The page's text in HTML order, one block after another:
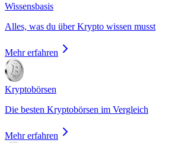
Wissensbasis
Alles, was du über Krypto wissen musst
Mehr erfahren
Kryptobörsen
Die besten Kryptobörsen im Vergleich
Mehr erfahren